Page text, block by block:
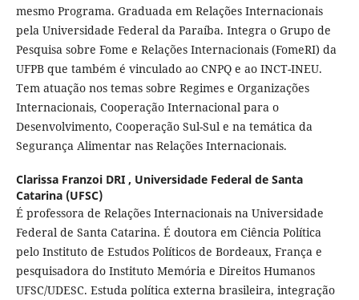
mesmo Programa. Graduada em Relações Internacionais
pela Universidade Federal da Paraíba. Integra o Grupo de
Pesquisa sobre Fome e Relações Internacionais (FomeRI) da
UFPB que também é vinculado ao CNPQ e ao INCT-INEU.
Tem atuação nos temas sobre Regimes e Organizações
Internacionais, Cooperação Internacional para o
Desenvolvimento, Cooperação Sul-Sul e na temática da
Segurança Alimentar nas Relações Internacionais.
Clarissa Franzoi DRI , Universidade Federal de Santa
Catarina (UFSC)
É professora de Relações Internacionais na Universidade
Federal de Santa Catarina. É doutora em Ciência Política
pelo Instituto de Estudos Políticos de Bordeaux, França e
pesquisadora do Instituto Memória e Direitos Humanos
UFSC/UDESC. Estuda política externa brasileira, integração